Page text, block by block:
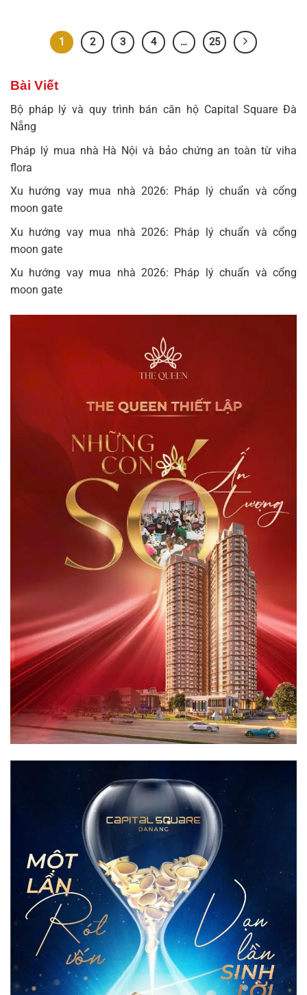
1 2 3 4 … 25
Bài Viết
Bộ pháp lý và quy trình bán căn hộ Capital Square Đà
Nẵng
Pháp lý mua nhà Hà Nội và bảo chứng an toàn từ viha
flora
Xu hướng vay mua nhà 2026: Pháp lý chuẩn và cổng
moon gate
Xu hướng vay mua nhà 2026: Pháp lý chuẩn và cổng
moon gate
Xu hướng vay mua nhà 2026: Pháp lý chuẩn và cổng
moon gate